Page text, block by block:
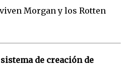
Morgan y los Rotten
de creación de